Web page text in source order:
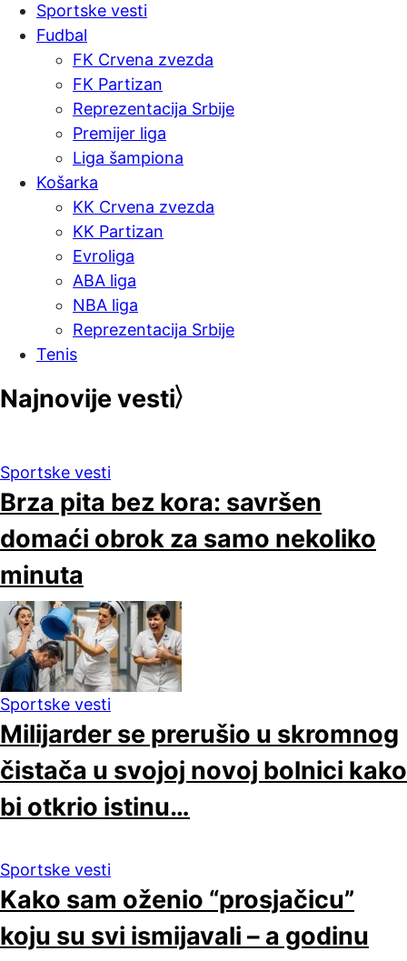
Sportske vesti
Fudbal
FK Crvena zvezda
FK Partizan
Reprezentacija Srbije
Premijer liga
Liga šampiona
Košarka
KK Crvena zvezda
KK Partizan
Evroliga
ABA liga
NBA liga
Reprezentacija Srbije
Tenis
Najnovije vesti
Sportske vesti
Brza pita bez kora: savršen
domaći obrok za samo nekoliko
minuta
Sportske vesti
Milijarder se prerušio u skromnog
čistača u svojoj novoj bolnici kako
bi otkrio istinu…
Sportske vesti
Kako sam oženio “prosjačicu”
koju su svi ismijavali – a godinu